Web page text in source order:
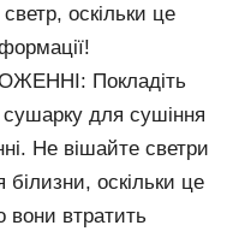
оскільки це
Покладіть
для сушіння
Не вішайте светри
оскільки це
вони втратить